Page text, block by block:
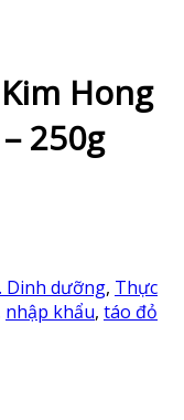
Hong
250g
Dinh dưỡng, Thực
nhập khẩu, táo đỏ